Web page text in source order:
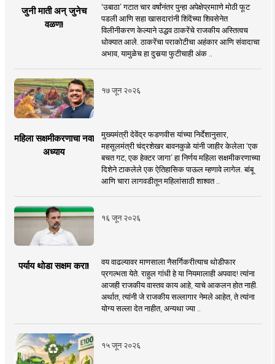
जुनी माती अन् जुनेच
वळण!
‘उबाठा’ गटात चार वर्षांनंतर पुन्हा अपेक्षेप्रमााणे मोठी फूट
पडली आणि सहा खासदारांनी शिंदेंच्या शिवसेनेत
विलीनीकरण केल्याने उद्धव ठाकरेंचे राजकीय अस्तित्वच
धोक्यात आले. ठाकरेंचा पराकोटीचा अहंकार आणि संवादाचा
अभाव, यामुळेच हा दुसर्‍या फुटीचाही अंक ..
१७ जून २०२६
महिला सक्षमीकरणाचा नवा
अध्याय
मुख्यमंत्री देवेंद्र फडणवीस यांच्या निर्देशानुसार,
महसूलमंत्री चंद्रशेखर बावनकुळे यांनी जाहीर केलेला ‘एक
बचत गट, एक हेक्टर जागा’ हा निर्णय महिला सक्षमीकरणाच्या
दिशेने टाकलेले एक ऐतिहासिक पाऊल म्हणावे लागेल. बांबू
आणि चारा लागवडीतून महिलांसाठी शाश्वत ..
१६ जून २०२६
पर्याय थोडा सक्षम करा!
वय वाढल्यावर माणसाला नैसर्गिकरीत्याच थोडीफार
प्रगल्भता येते. राहुल गांधी हे या नियमालाही अपवाद! त्यांना
आजही राजकीय वास्तव काय आहे, याचे आकलन होत नाही.
अर्थात, त्यांनी जे राजकीय सल्लागार नेमले आहेत, ते त्यांना
योग्य सल्ला देत नाहीत, अन्यथा ज्या ..
१५ जून २०२६